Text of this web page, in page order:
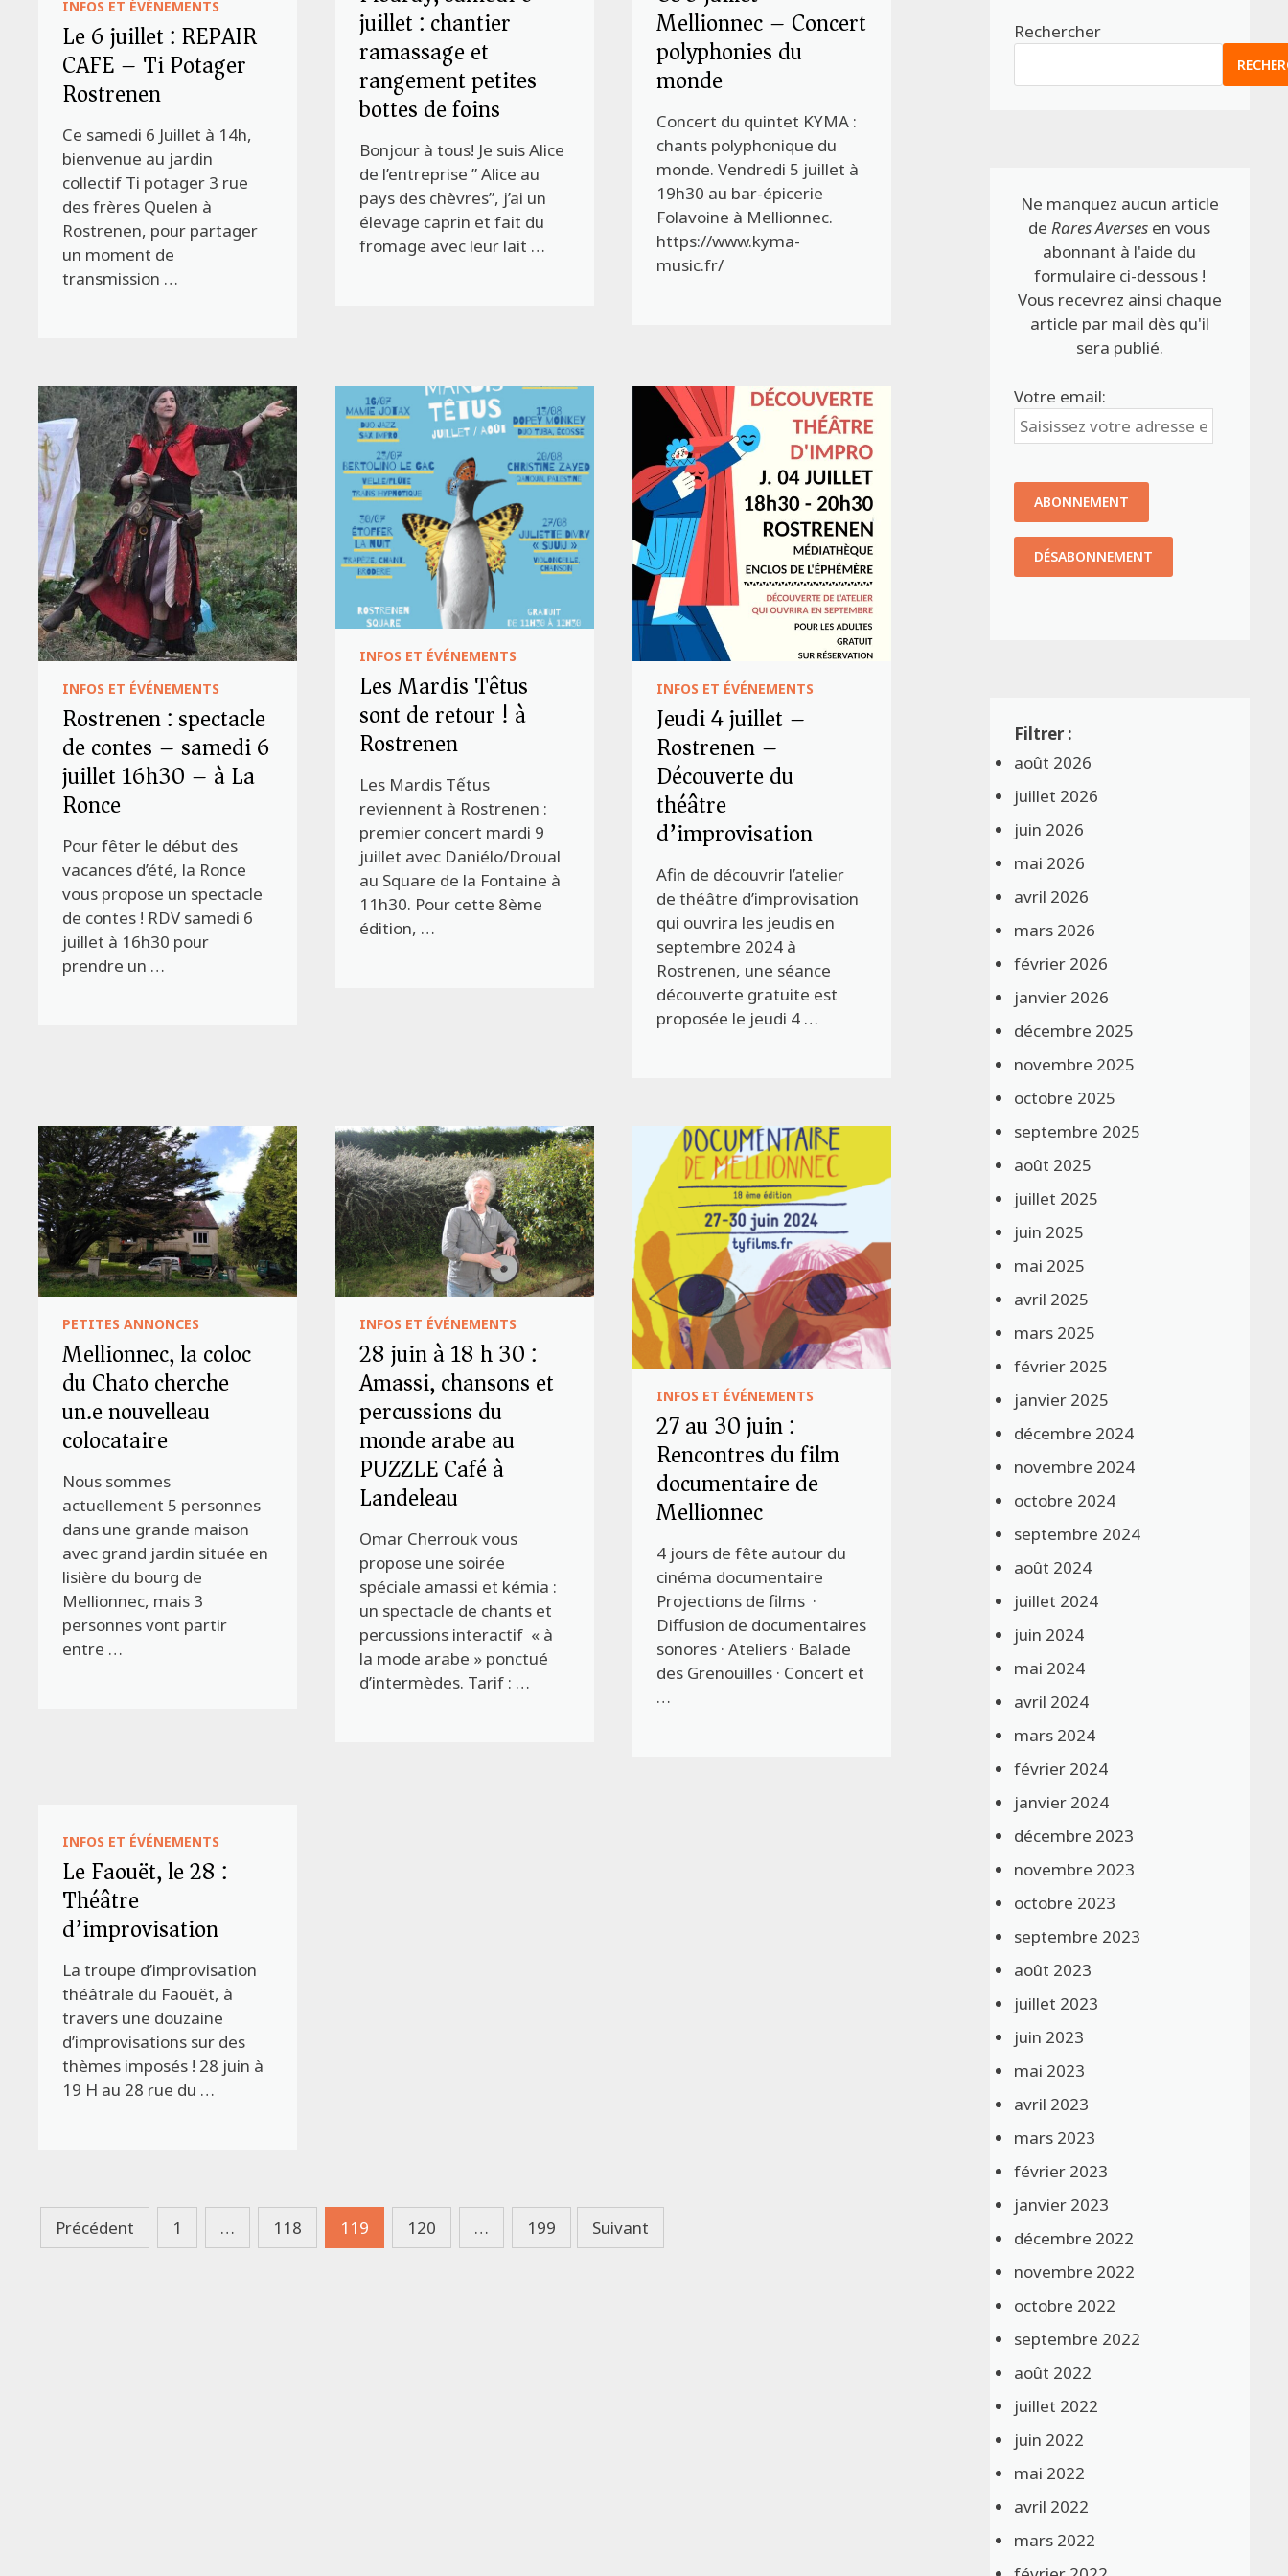
INFOS ET ÉVÉNEMENTS
Le 6 juillet : REPAIR
CAFE – Ti Potager
Rostrenen
Ce samedi 6 Juillet à 14h,
bienvenue au jardin
collectif Ti potager 3 rue
des frères Quelen à
Rostrenen, pour partager
un moment de
transmission …
juillet : chantier
ramassage et
rangement petites
bottes de foins
Bonjour à tous! Je suis Alice
de l’entreprise ” Alice au
pays des chèvres”, j’ai un
élevage caprin et fait du
fromage avec leur lait …
Mellionnec – Concert
polyphonies du
monde
Concert du quintet KYMA :
chants polyphonique du
monde. Vendredi 5 juillet à
19h30 au bar-épicerie
Folavoine à Mellionnec.
https://www.kyma-
music.fr/
INFOS ET ÉVÉNEMENTS
Rostrenen : spectacle
de contes – samedi 6
juillet 16h30 – à La
Ronce
Pour fêter le début des
vacances d’été, la Ronce
vous propose un spectacle
de contes ! RDV samedi 6
juillet à 16h30 pour
prendre un …
INFOS ET ÉVÉNEMENTS
Les Mardis Têtus
sont de retour ! à
Rostrenen
Les Mardis Tếtus
reviennent à Rostrenen :
premier concert mardi 9
juillet avec Daniélo/Droual
au Square de la Fontaine à
11h30. Pour cette 8ème
édition, …
INFOS ET ÉVÉNEMENTS
Jeudi 4 juillet –
Rostrenen –
Découverte du
théâtre
d’improvisation
Afin de découvrir l’atelier
de théâtre d’improvisation
qui ouvrira les jeudis en
septembre 2024 à
Rostrenen, une séance
découverte gratuite est
proposée le jeudi 4 …
PETITES ANNONCES
Mellionnec, la coloc
du Chato cherche
un.e nouvelleau
colocataire
Nous sommes
actuellement 5 personnes
dans une grande maison
avec grand jardin située en
lisière du bourg de
Mellionnec, mais 3
personnes vont partir
entre …
INFOS ET ÉVÉNEMENTS
28 juin à 18 h 30 :
Amassi, chansons et
percussions du
monde arabe au
PUZZLE Café à
Landeleau
Omar Cherrouk vous
propose une soirée
spéciale amassi et kémia :
un spectacle de chants et
percussions interactif « à
la mode arabe » ponctué
d’intermèdes. Tarif : …
INFOS ET ÉVÉNEMENTS
27 au 30 juin :
Rencontres du film
documentaire de
Mellionnec
4 jours de fête autour du
cinéma documentaire
Projections de films ·
Diffusion de documentaires
sonores · Ateliers · Balade
des Grenouilles · Concert et
…
INFOS ET ÉVÉNEMENTS
Le Faouët, le 28 :
Théâtre
d’improvisation
La troupe d’improvisation
théâtrale du Faouët, à
travers une douzaine
d’improvisations sur des
thèmes imposés ! 28 juin à
19 H au 28 rue du …
Pagination
des
Précédent 1 … 118 119 120 … 199 Suivant
Rechercher
Ne manquez aucun article
deRares Averses en vous
abonnant à l'aide du
formulaire ci-dessous !
Vous recevrez ainsi chaque
article par mail dès qu'il
sera publié.
Votre email:
août 2026
juillet 2026
juin 2026
mai 2026
avril 2026
mars 2026
février 2026
janvier 2026
décembre 2025
novembre 2025
octobre 2025
septembre 2025
août 2025
juillet 2025
juin 2025
mai 2025
avril 2025
mars 2025
février 2025
janvier 2025
décembre 2024
novembre 2024
octobre 2024
septembre 2024
août 2024
juillet 2024
juin 2024
mai 2024
avril 2024
mars 2024
février 2024
janvier 2024
décembre 2023
novembre 2023
octobre 2023
septembre 2023
août 2023
juillet 2023
juin 2023
mai 2023
avril 2023
mars 2023
février 2023
janvier 2023
décembre 2022
novembre 2022
octobre 2022
septembre 2022
août 2022
juillet 2022
juin 2022
mai 2022
avril 2022
mars 2022